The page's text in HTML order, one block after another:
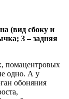
(вид сбоку и
3 – задняя
помацентровых
одно. А у
обоняния